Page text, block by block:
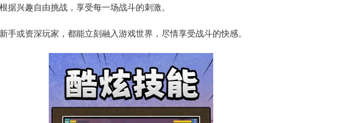
据兴趣自由挑战，享受每一场战斗的刺激。
手或资深玩家，都能立刻融入游戏世界，尽情享受战斗的快感。